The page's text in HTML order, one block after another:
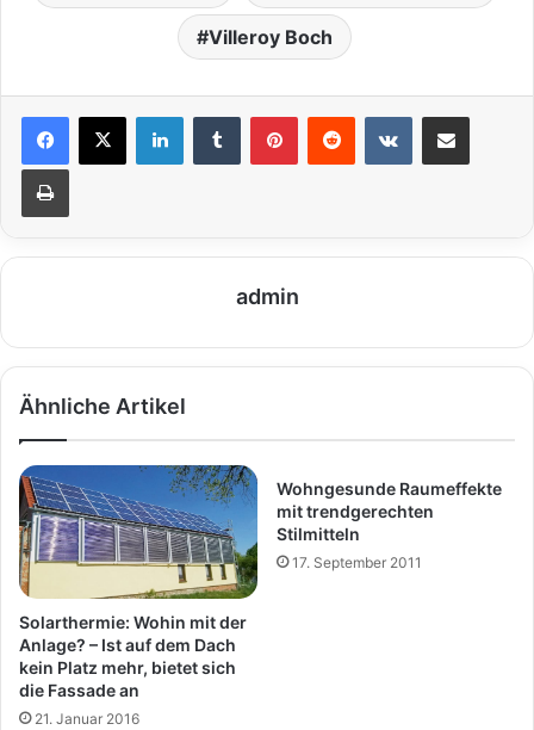
Villeroy Boch
admin
Ähnliche Artikel
Solarthermie: Wohin mit der
Anlage? – Ist auf dem Dach
kein Platz mehr, bietet sich
die Fassade an
21. Januar 2016
Wohngesunde Raumeffekte
mit trendgerechten
Stilmitteln
17. September 2011